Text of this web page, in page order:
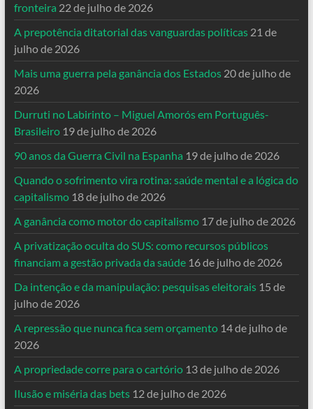
fronteira 22 de julho de 2026
A prepotência ditatorial das vanguardas políticas 21 de
julho de 2026
Mais uma guerra pela ganância dos Estados 20 de julho de
2026
Durruti no Labirinto – Miguel Amorós em Português-
Brasileiro 19 de julho de 2026
90 anos da Guerra Civil na Espanha 19 de julho de 2026
Quando o sofrimento vira rotina: saúde mental e a lógica do
capitalismo 18 de julho de 2026
A ganância como motor do capitalismo 17 de julho de 2026
A privatização oculta do SUS: como recursos públicos
financiam a gestão privada da saúde 16 de julho de 2026
Da intenção e da manipulação: pesquisas eleitorais 15 de
julho de 2026
A repressão que nunca fica sem orçamento 14 de julho de
2026
A propriedade corre para o cartório 13 de julho de 2026
Ilusão e miséria das bets 12 de julho de 2026